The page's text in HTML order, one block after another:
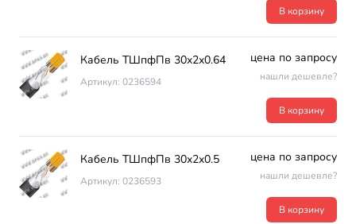
В корзину
Кабель ТШпфПв 30х2х0.64
Артикул: 0236594
цена по запросу
нашли дешевле?
В корзину
Кабель ТШпфПв 30х2х0.5
Артикул: 0236593
цена по запросу
нашли дешевле?
В корзину